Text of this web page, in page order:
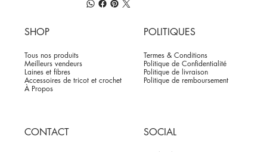
SHOP
Tous nos produits
Meilleurs vendeurs
Laines et fibres
Accessoires de tricot et crochet
À Propos
POLITIQUES
Termes & Conditions
Politique de Confidentialité
Politique de livraison
Politique de remboursement
CONTACT SOCIAL